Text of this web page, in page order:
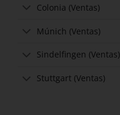
Colonia (Ventas)
Múnich (Ventas)
Sindelfingen (Ventas)
Stuttgart (Ventas)